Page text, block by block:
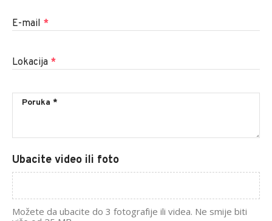
E-mail *
Lokacija *
Ubacite video ili foto
Možete da ubacite do 3 fotografije ili videa. Ne smije biti